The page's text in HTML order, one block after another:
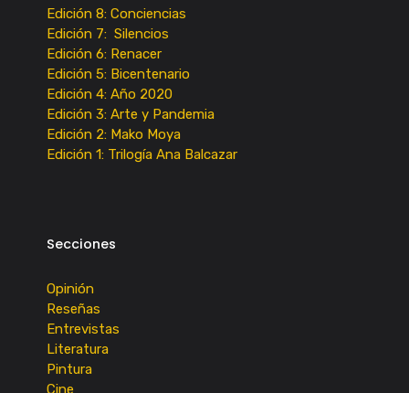
Edición 8: Conciencias
Edición 7: Silencios
Edición 6: Renacer
Edición 5: Bicentenario
Edición 4: Año 2020
Edición 3: Arte y Pandemia
Edición 2: Mako Moya
Edición 1: Trilogía Ana Balcazar
Secciones
Opinión
Reseñas
Entrevistas
Literatura
Pintura
Cine